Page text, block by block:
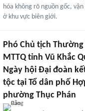
hóa không rõ nguồn gốc,
ở khu vực biên giới.
Phó Chủ tịch
MTTQ tỉnh Vũ Khắc
Ngày hội Đại đoàn
tộc tại Tổ dân phố
phường Thục Phán